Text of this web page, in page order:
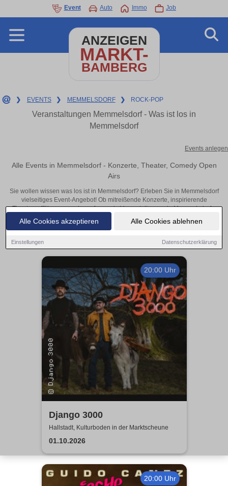
Alle Cookies akzeptieren Alle Cookies ablehnen
Einstellungen Datenschutzerklärung
Event Auto Immo Job
ANZEIGEN
MARKT-
BAMBERG
❯ EVENTS ❯ MEMMELSDORF ❯ ROCK-POP
Veranstaltungen Memmelsdorf - Was ist los in
Memmelsdorf
Events anlegen
Alle Events in Memmelsdorf - Konzerte, Theater, Comedy Open
Airs
Sie wollen wissen was los ist in Memmelsdorf? Erleben Sie in Memmelsdorf
vielseitiges Event-Angebot! Ob mitreißende Konzerte, inspirierende
Theateraufführungen oder aufregende Veranstaltungen in Memmelsdorf –
hier finden alles im Überblick und Tickets.
20:00 Uhr
Django 3000
Hallstadt, Kulturboden in der Marktscheune
01.10.2026
20:00 Uhr